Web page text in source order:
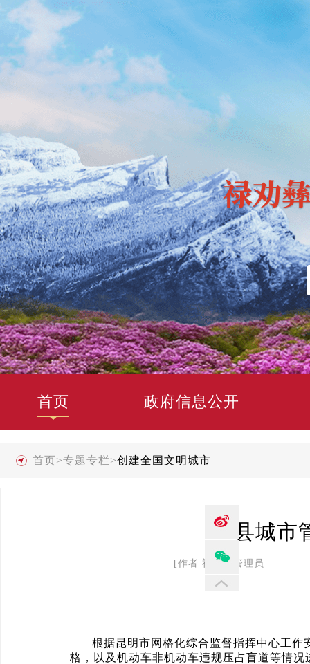
首页 政府信息公开
首页>专题专栏>创建全国文明城市
县城市
[作者:禄劝县管理员 发
根据昆明市网格化综合监督指挥中心工
格，以及机动车非机动车违规压占盲道等情况